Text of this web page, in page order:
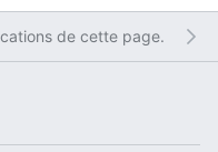
de cette page.